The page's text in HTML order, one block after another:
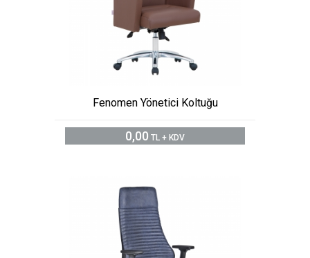
Fenomen Yönetici Koltuğu
0,00 TL + KDV